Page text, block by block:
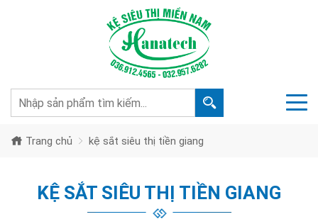
Trang chủ kệ sắt siêu thị tiền giang
KỆ SẮT SIÊU THỊ TIỀN GIANG